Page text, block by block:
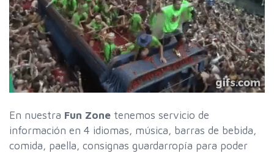
En nuestra Fun Zone tenemos servicio de
información en 4 idiomas, música, barras de bebida,
comida, paella, consignas guardarropía para poder